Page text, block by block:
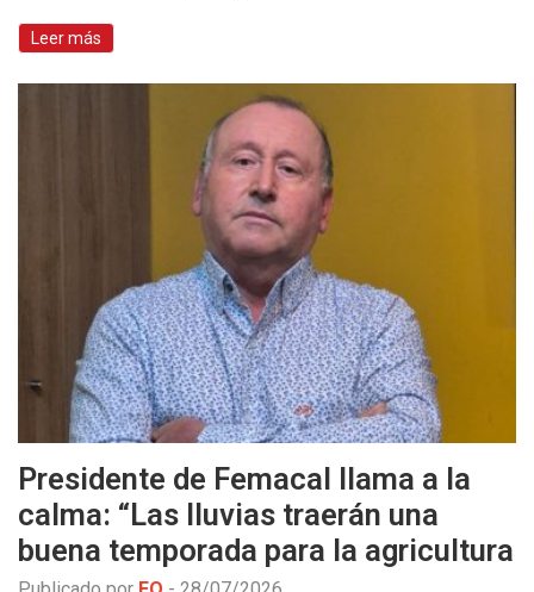
Leer más
Presidente de Femacal llama a la
calma: “Las lluvias traerán una
buena temporada para la agricultura